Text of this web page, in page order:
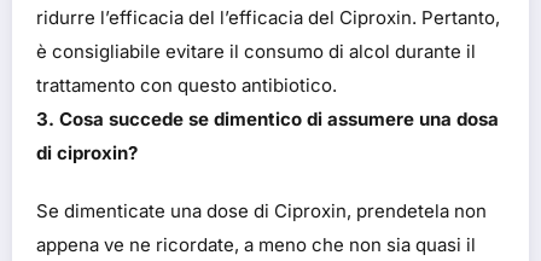
ridurre l’efficacia del l’efficacia del Ciproxin. Pertanto,
è consigliabile evitare il consumo di alcol durante il
trattamento con questo antibiotico.
3. Cosa succede se dimentico di assumere una dosa
di ciproxin?
Se dimenticate una dose di Ciproxin, prendetela non
appena ve ne ricordate, a meno che non sia quasi il